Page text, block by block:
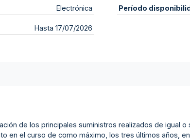
Electrónica
Hasta 17/07/2026
Período
de los principales suministros realizados de igual o
en el curso de como máximo, los tres últimos años,